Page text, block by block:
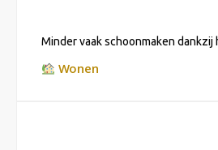
Minder vaak schoonmaken dankzij
Wonen